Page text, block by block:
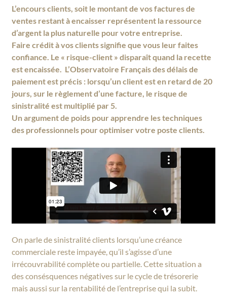
L’encours clients, soit le montant de vos factures de
ventes restant à encaisser représentent la ressource
d’argent la plus naturelle pour votre entreprise.
Faire crédit à vos clients signifie que vous leur faites
confiance. Le « risque-client » disparaît quand la recette
est encaissée. L’Observatoire Français des délais de
paiement est précis : lorsqu’un client est en retard de 20
jours, sur le règlement d’une facture, le risque de
sinistralité est multiplié par 5.
Un argument de poids pour apprendre les techniques
des professionnels pour optimiser votre poste clients.
On parle de sinistralité clients lorsqu’une créance
commerciale reste impayée, qu’il s’agisse d’une
irrécouvrabilité complète ou partielle. Cette situation a
des consésquences négatives sur le cycle de trésorerie
mais aussi sur la rentabilité de l’entreprise qui la subit.